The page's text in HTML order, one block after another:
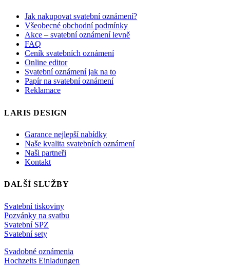
Jak nakupovat svatební oznámení?
Všeobecné obchodní podmínky
Akce – svatební oznámení levně
FAQ
Ceník svatebních oznámení
Online editor
Svatební oznámení jak na to
Papír na svatební oznámení
Reklamace
LARIS DESIGN
Garance nejlepší nabídky
Naše kvalita svatebních oznámení
Naši partneři
Kontakt
DALŠÍ SLUŽBY
Svatební tiskoviny
Pozvánky na svatbu
Svatební SPZ
Svatební sety
Svadobné oznámenia
Hochzeits Einladungen